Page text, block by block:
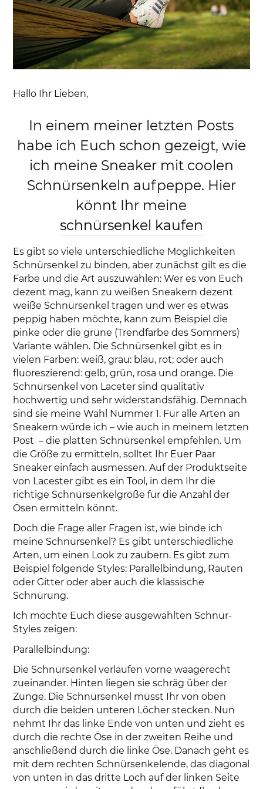
Hallo Ihr Lieben,
In einem meiner letzten Posts
habe ich Euch schon gezeigt, wie
ich meine Sneaker mit coolen
Schnürsenkeln aufpeppe. Hier
könnt Ihr meine
schnürsenkel kaufen
Es gibt so viele unterschiedliche Möglichkeiten
Schnürsenkel zu binden, aber zunächst gilt es die
Farbe und die Art auszuwählen: Wer es von Euch
dezent mag, kann zu weißen Sneakern dezent
weiße Schnürsenkel tragen und wer es etwas
peppig haben möchte, kann zum Beispiel die
pinke oder die grüne (Trendfarbe des Sommers)
Variante wählen. Die Schnürsenkel gibt es in
vielen Farben: weiß, grau: blau, rot; oder auch
fluoreszierend: gelb, grün, rosa und orange. Die
Schnürsenkel von Laceter sind qualitativ
hochwertig und sehr widerstandsfähig. Demnach
sind sie meine Wahl Nummer 1. Für alle Arten an
Sneakern würde ich – wie auch in meinem letzten
Post – die platten Schnürsenkel empfehlen. Um
die Größe zu ermitteln, solltet Ihr Euer Paar
Sneaker einfach ausmessen. Auf der Produktseite
von Lacester gibt es ein Tool, in dem Ihr die
richtige Schnürsenkelgröße für die Anzahl der
Ösen ermitteln könnt.
Doch die Frage aller Fragen ist, wie binde ich
meine Schnürsenkel? Es gibt unterschiedliche
Arten, um einen Look zu zaubern. Es gibt zum
Beispiel folgende Styles: Parallelbindung, Rauten
oder Gitter oder aber auch die klassische
Schnürung.
Ich möchte Euch diese ausgewählten Schnür-
Styles zeigen:
Parallelbindung:
Die Schnürsenkel verlaufen vorne waagerecht
zueinander. Hinten liegen sie schräg über der
Zunge. Die Schnürsenkel müsst Ihr von oben
durch die beiden unteren Löcher stecken. Nun
nehmt Ihr das linke Ende von unten und zieht es
durch die rechte Öse in der zweiten Reihe und
anschließend durch die linke Öse. Danach geht es
mit dem rechten Schnürsenkelende, das diagonal
von unten in das dritte Loch auf der linken Seite